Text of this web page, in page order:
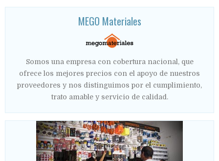
MEGO Materiales
Somos una empresa con cobertura nacional, que
ofrece los mejores precios con el apoyo de nuestros
proveedores y nos distinguimos por el cumplimiento,
trato amable y servicio de calidad.